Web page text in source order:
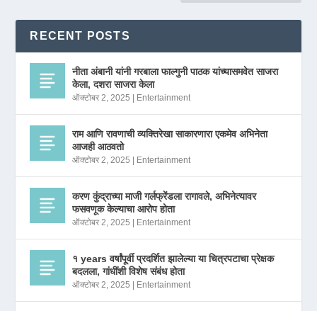
RECENT POSTS
नीता अंबानी यांनी गरबाला फाल्गुनी पाठक यांच्यासमवेत साजरा
केला, दशरा साजरा केला
ऑक्टोबर 2, 2025 Entertainment
राम आणि रावणाची व्यक्तिरेखा साकारणारा एकमेव अभिनेता
आजही आठवतो
ऑक्टोबर 2, 2025 Entertainment
करण कुंद्राच्या माजी गर्लफ्रेंडला रागावले, अभिनेत्यावर
फसवणूक केल्याचा आरोप होता
ऑक्टोबर 2, 2025 Entertainment
१ years वर्षांपूर्वी प्रदर्शित झालेल्या या चित्रपटाचा प्रेक्षक
बदलला, गांधींशी विशेष संबंध होता
ऑक्टोबर 2, 2025 Entertainment